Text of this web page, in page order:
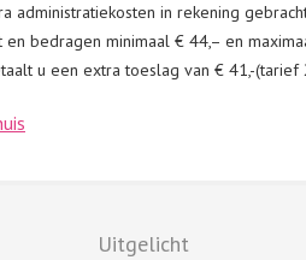
administratiekosten in rekening
bedragen minimaal € 44,– en
u een extra toeslag van € 41,-(tarief
Uitgelicht